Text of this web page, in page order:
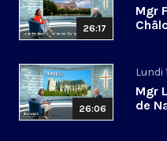
26:17
Mgr
26:06
Lundi
Mgr
de